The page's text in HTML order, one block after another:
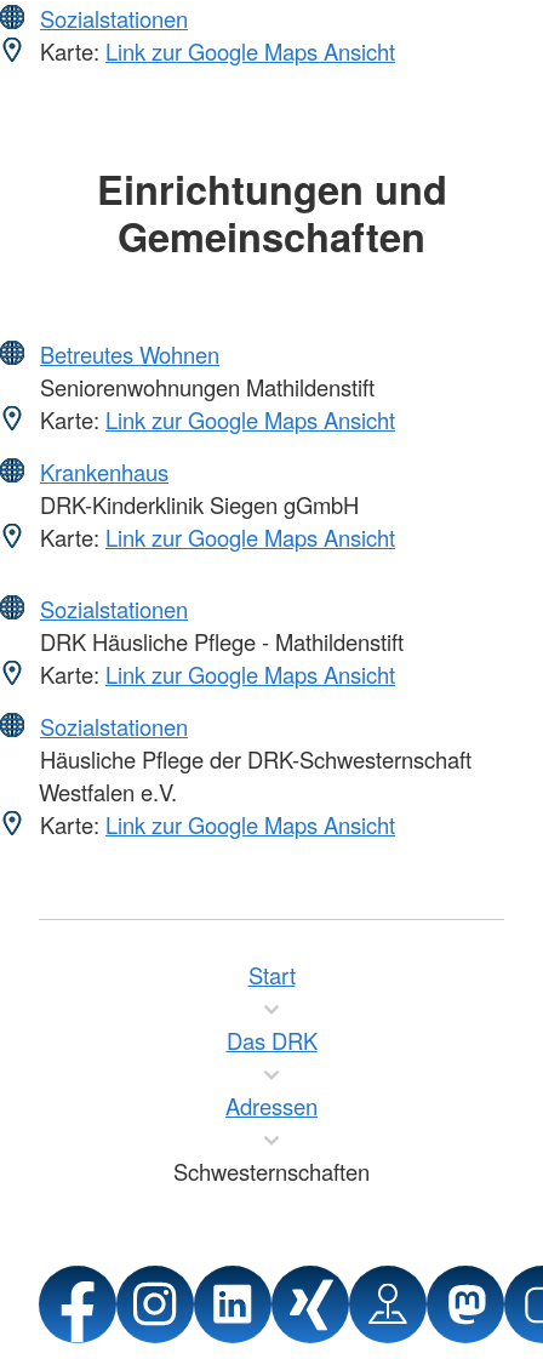
Sozialstationen
Karte: Link zur Google Maps Ansicht
Einrichtungen und
Gemeinschaften
Betreutes Wohnen
Seniorenwohnungen Mathildenstift
Karte: Link zur Google Maps Ansicht
Krankenhaus
DRK-Kinderklinik Siegen gGmbH
Karte: Link zur Google Maps Ansicht
Sozialstationen
DRK Häusliche Pflege - Mathildenstift
Karte: Link zur Google Maps Ansicht
Sozialstationen
Häusliche Pflege der DRK-Schwesternschaft
Westfalen e.V.
Karte: Link zur Google Maps Ansicht
Start
Das DRK
Adressen
Schwesternschaften